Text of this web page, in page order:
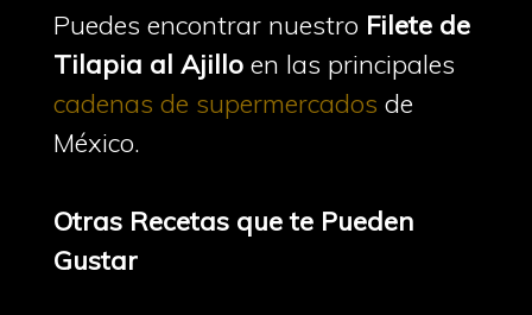
Puedes encontrar nuestro Filete de
Tilapia al Ajillo en las principales
cadenas de supermercados de
México.
Otras Recetas que te Pueden
Gustar